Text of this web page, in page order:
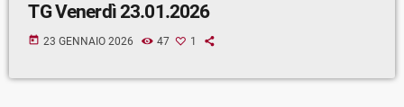
TG Venerdì 23.01.2026
today 23 GENNAIO 2026 47 1